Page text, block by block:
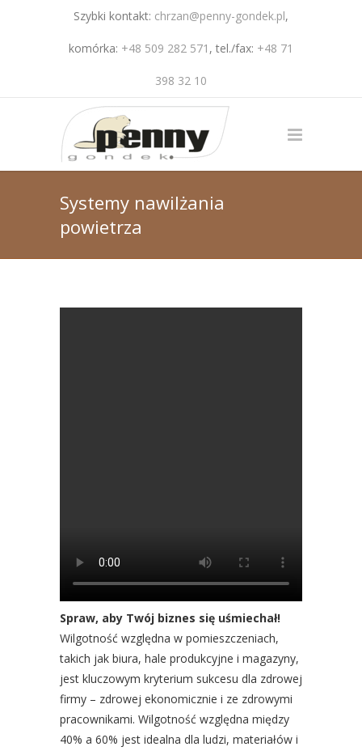
Szybki kontakt: chrzan@penny-gondek.pl,
komórka: +48 509 282 571 , tel./fax: +48 71
398 32 10
Systemy nawilżania
powietrza
Spraw, aby Twój biznes się uśmiechał!
Wilgotność względna w pomieszczeniach,
takich jak biura, hale produkcyjne i magazyny,
jest kluczowym kryterium sukcesu dla zdrowej
firmy – zdrowej ekonomicznie i ze zdrowymi
pracownikami. Wilgotność względna między
40% a 60% jest idealna dla ludzi, materiałów i